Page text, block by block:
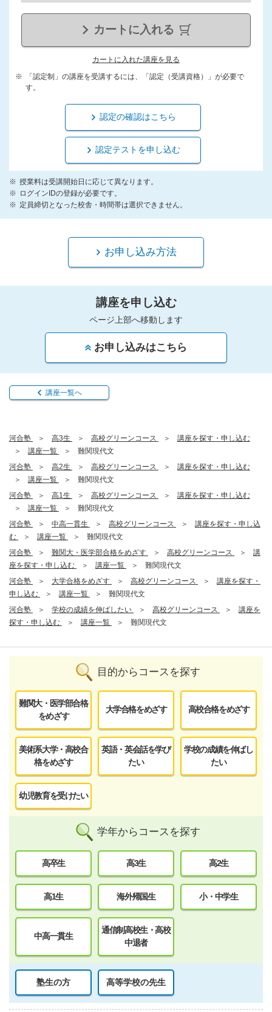
カートに入れる
カートに入れた講座を見る
「認定制」の講座を受講するには、「認定（受講資格）」が必要で
す。
認定の確認はこちら
認定テストを申し込む
授業料は受講開始日に応じて異なります。
ログインIDの登録が必要です。
定員締切となった校舎・時間帯は選択できません。
お申し込み方法
講座を申し込む
ページ上部へ移動します
お申し込みはこちら
講座一覧へ
河合塾 高3生 高校グリーンコース
講座を探す・申し込む
講座一覧
難関現代文
河合塾
高2生 高校グリーンコース
講座を探す・申し込む
講座一覧
難関現代文
河合塾
高1生 高校グリーンコース
講座を探す・申し込む
講座一覧
難関現代文
河合塾
中高一貫生 高校グリーンコース
講座を探す・申し込
む
講座一覧
難関現代文
河合塾
難関大・医学部合格をめざす 高校グリーンコース
講
座を探す・申し込む
講座一覧
難関現代文
河合塾
大学合格をめざす 高校グリーンコース
講座を探す・
申し込む
講座一覧
難関現代文
河合塾
学校の成績を伸ばしたい 高校グリーンコース
講座を
探す・申し込む
講座一覧 難関現代文
目的からコースを探す
難関大・医学部合格
をめざす
大学合格をめざす 高校合格をめざす
美術系大学・高校合
格をめざす
英語・英会話を学び
たい
学校の成績を伸ばし
たい
幼児教育を受けたい
学年からコースを探す
高卒生 高3生 高2生
高1生 海外帰国生 小・中学生
中高一貫生
通信制高校生・高校
中退者
塾生の方 高等学校の先生